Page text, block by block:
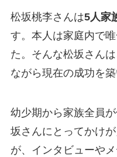
松坂桃李さんは5人家
す。本人は家庭内で
た。そんな松坂さん
ながら現在の成功を
幼少期から家族全員
坂さんにとってかけ
が、インタビューや